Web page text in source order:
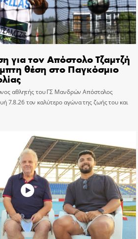
για τον Απόστολο Τζαμτζή
θέση στο Παγκόσμιο
αθλητής του ΓΣ Μανδρών Απόστολος
7.8.26 τον καλύτερο αγώνα της ζωής του και